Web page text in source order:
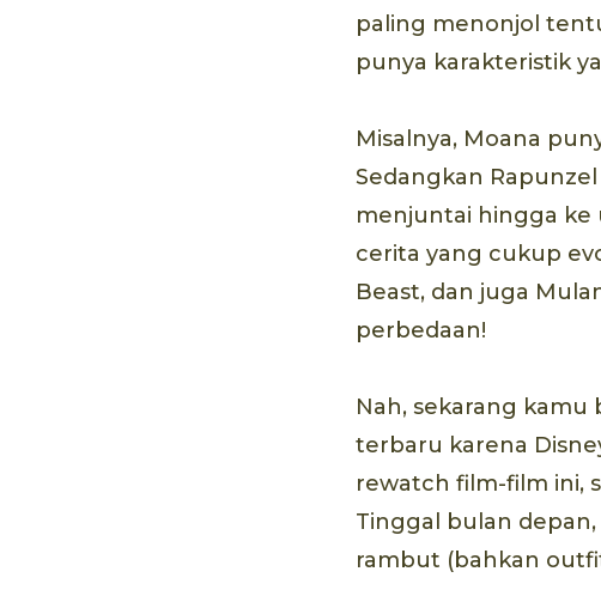
paling menonjol
punya karakteristik
Misalnya, Moana
Sedangkan
menjuntai hingga ke
cerita yang cukup
Beast, dan juga
perbedaan!
Nah, sekarang
terbaru karena
rewatch film-film ini,
Tinggal bulan
rambut (bahkan